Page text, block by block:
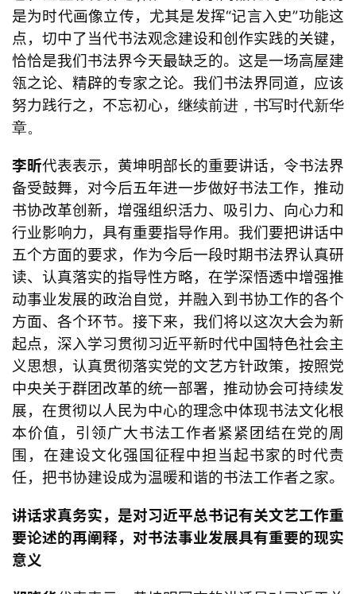
是为时代画像立传，尤其是发挥“记言入史”功能这
点，切中了当代书法观念建设和创作实践的关键，
恰恰是我们书法界今天最缺乏的。这是一场高屋建
瓴之论、精辟的专家之论。我们书法界同道，应该
努力践行之，不忘初心， 继续前进，书写时代新华
章。
李昕代表表示， 黄坤明部长的重要讲话，令书法界
备受鼓舞，对今后五年进一步做好书法工作，推动
书协改革创新，增强组织活力、吸引力、向心力和
行业影响力，具有重要指导作用。我们要把讲话中
五个方面的要求，作为今后一段时期书法界认真研
读、认真落实的指导性方略，在学深悟透中增强推
动事业发展的政治自觉，并融入到书协工作的各个
方面、各个环节。接下来，我们将以这次大会为新
起点，深入学习贯彻习近平新时代中国特色社会主
义思想，认真贯彻落实党的文艺方针政策，按照党
中央关于群团改革的统一部署，推动协会可持续发
展，在贯彻以人民为中心的理念中体现书法文化根
本价值，引领广大书法工作者紧紧团结在党的周
围，在建设文化强国征程中担当起书家的时代责
任，把书协建设成为温暖和谐的书法工作者之家。
讲话求真务实，是对习近平总书记有关文艺工作重
要论述的再阐释，对书法事业发展具有重要的现实
意义